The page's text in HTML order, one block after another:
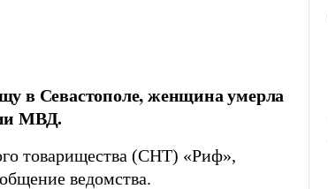
в Севастополе, женщина умерла
МВД.
товарищества (СНТ) «Риф»,
ведомства.